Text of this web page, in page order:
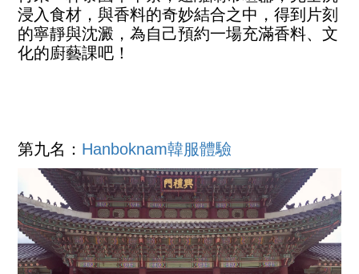
浸入食材，與香料的奇妙結合之中，得到片刻
的寧靜與沈澱，為自己預約一場充滿香料、文
化的廚藝課吧！
第九名： Hanboknam韓服體驗